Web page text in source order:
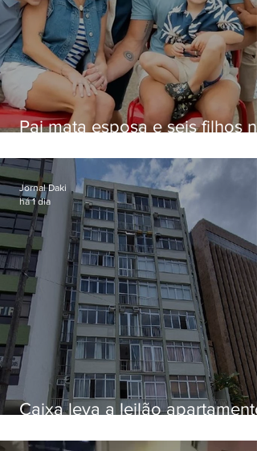
Pai mata esposa e seis filhos
Caixa leva a leilão apartamento
Botafogo
Jornal Daki
há 1 dia